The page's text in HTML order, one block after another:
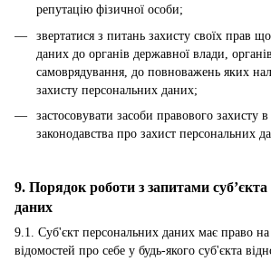
репутацію фізичної особи;
звертатися з питань захисту своїх прав
даних до органів державної влади,
самоврядування, до повноважень яких
захисту персональних даних;
застосовувати засоби правового захисту
законодавства про захист персональних
9. Порядок роботи з запитами
даних
9.1. Суб'єкт персональних даних має право
відомостей про себе у будь-якого суб'єкта